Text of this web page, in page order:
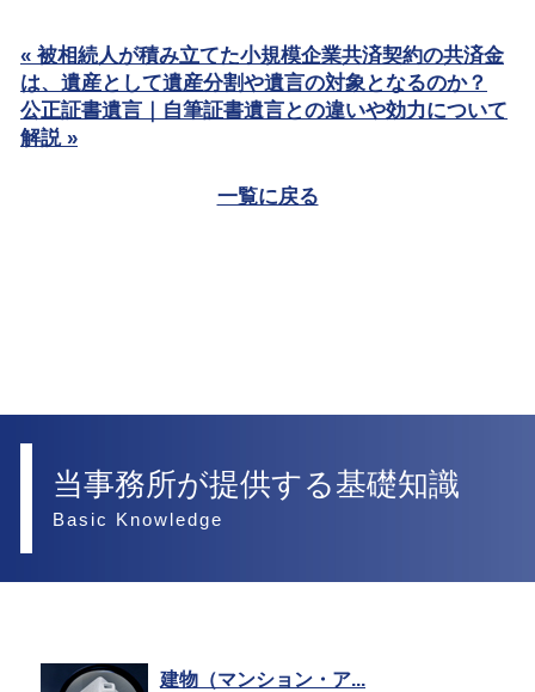
« 被相続人が積み立てた小規模企業共済契約の共済金
は、遺産として遺産分割や遺言の対象となるのか？
公正証書遺言｜自筆証書遺言との違いや効力について
解説 »
一覧に戻る
当事務所が提供する基礎知識
Basic Knowledge
建物（マンション・ア...